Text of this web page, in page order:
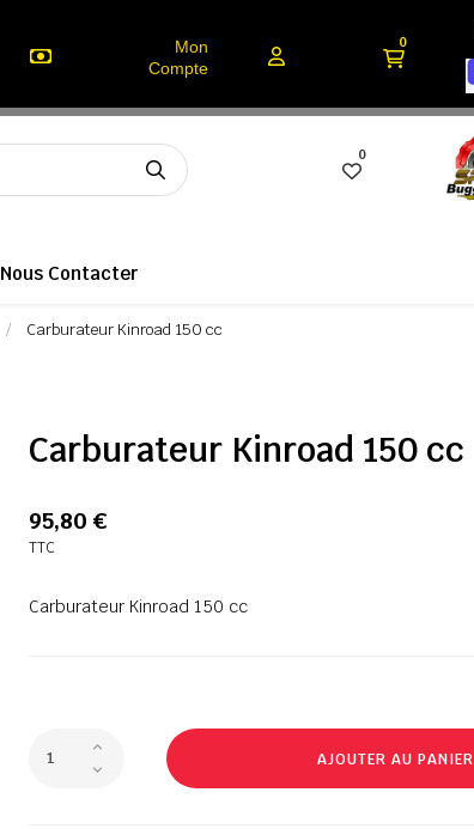
Mon
Compte
0
0
Nous Contacter
Carburateur Kinroad 150 cc
Carburateur Kinroad 150 cc
95,80 €
TTC
Carburateur Kinroad 150 cc
AJOUTER AU PANIER